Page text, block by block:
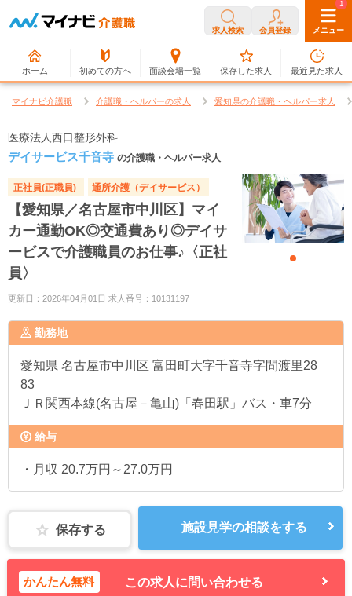
求人検索 会員登録 メニュー
ホーム 初めての方へ 面談会場一覧
0
保存した求人
1
最近見た求人
マイナビ介護職 介護職・ヘルパーの求人 愛知県の介護職・ヘルパー求人
医療法人西口整形外科
デイサービス千音寺 の介護職・ヘルパー求人
正社員(正職員) 通所介護（デイサービス）
【愛知県／名古屋市中川区】マイ
カー通勤OK◎交通費あり◎デイサ
ービスで介護職員のお仕事♪〈正社
員〉
更新日：2026年04月01日 求人番号：10131197
勤務地
愛知県 名古屋市中川区 富田町大字千音寺字間渡里28
83
ＪＲ関西本線(名古屋－亀山)「春田駅」バス・車7分
給与
・月収 20.7万円～27.0万円
保存する 施設見学の相談をする
かんたん無料 この求人に問い合わせる